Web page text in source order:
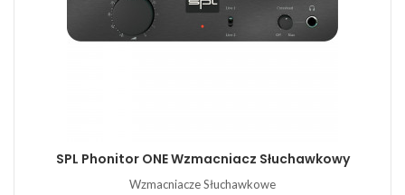
SPL Phonitor ONE Wzmacniacz Słuchawkowy
Wzmacniacze Słuchawkowe